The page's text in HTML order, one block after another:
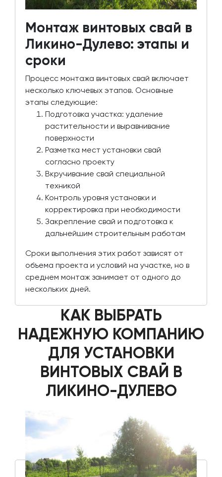
Монтаж винтовых свай в
Ликино-Дулево: этапы и
сроки
Процесс монтажа винтовых свай включает
несколько ключевых этапов. Основные
этапы следующие:
Подготовка участка: удаление
растительности и выравнивание
поверхности
Разметка мест установки свай
согласно проекту
Вкручивание свай специальной
техникой
Контроль уровня установки и
корректировка при необходимости
Закрепление свай и подготовка к
дальнейшим строительным работам
Сроки выполнения этих работ зависят от
объема проекта и условий на участке, но в
среднем монтаж занимает от одного до
нескольких дней.
КАК ВЫБРАТЬ
НАДЕЖНУЮ КОМПАНИЮ
ДЛЯ УСТАНОВКИ
ВИНТОВЫХ СВАЙ В
ЛИКИНО-ДУЛЕВО